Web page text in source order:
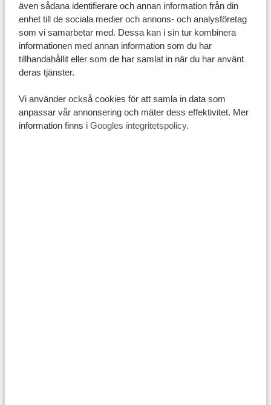
även sådana identifierare och annan information från din
enhet till de sociala medier och annons- och analysföretag
som vi samarbetar med. Dessa kan i sin tur kombinera
informationen med annan information som du har
tillhandahållit eller som de har samlat in när du har använt
deras tjänster.
Vi använder också cookies för att samla in data som
anpassar vår annonsering och mäter dess effektivitet. Mer
information finns i Googles integritetspolicy.
Om fotografen
djurälskare och nationalparksentusiast som älskar att
resa runt i världen för att lära sig om andra kulturer och